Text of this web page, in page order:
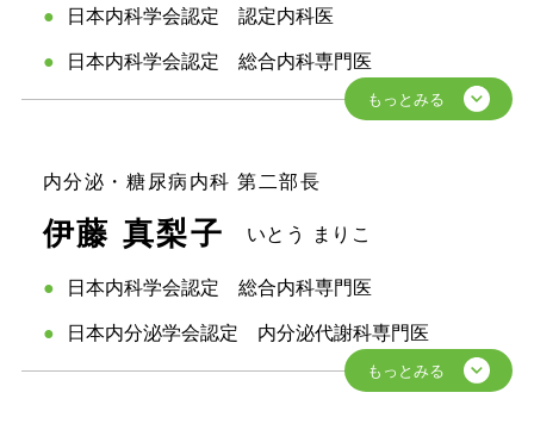
日本内科学会認定 認定内科医
日本内科学会認定 総合内科専門医
内分泌・糖尿病内科 第二部長
伊藤 真梨子 いとう まりこ
日本内科学会認定 総合内科専門医
日本内分泌学会認定 内分泌代謝科専門医